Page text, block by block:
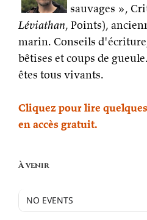
sauvages »,
Léviathan, Points),
marin. Conseils
bêtises et coups de
êtes tous vivants.
Cliquez pour lire
en accès gratuit.
À venir
NO EVENTS